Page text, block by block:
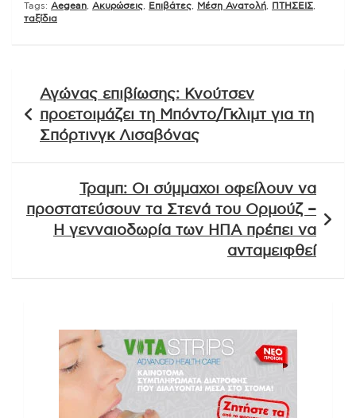
Tags: Aegean Ακυρώσεις Επιβάτες Μέση Ανατολή ΠΤΗΣΕΙΣ
ταξίδια
άρθρων
Αγώνας επιβίωσης: Κνούτσεν
προετοιμάζει τη Μπόντο/Γκλιμτ για τη
Σπόρτινγκ Λισαβόνας
Τραμπ: Οι σύμμαχοι οφείλουν να
προστατεύσουν τα Στενά του Ορμούζ –
Η γενναιοδωρία των ΗΠΑ πρέπει να
ανταμειφθεί